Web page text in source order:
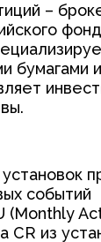
–
бумагами
событий
(Monthly
CR из